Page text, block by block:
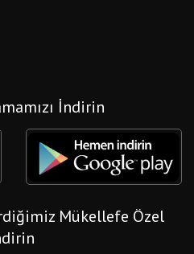
İndirin
Mükellefe Özel